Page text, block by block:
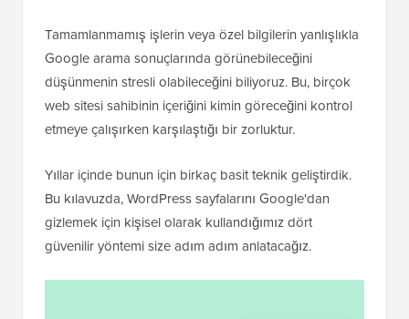
Tamamlanmamış işlerin veya özel bilgilerin yanlışlıkla
Google arama sonuçlarında görünebileceğini
düşünmenin stresli olabileceğini biliyoruz. Bu, birçok
web sitesi sahibinin içeriğini kimin göreceğini kontrol
etmeye çalışırken karşılaştığı bir zorluktur.
Yıllar içinde bunun için birkaç basit teknik geliştirdik.
Bu kılavuzda, WordPress sayfalarını Google'dan
gizlemek için kişisel olarak kullandığımız dört
güvenilir yöntemi size adım adım anlatacağız.